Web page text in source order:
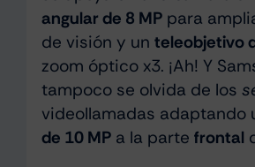
angular de 8 MPpara
de visión y un teleobjetivo
zoom óptico x3. ¡Ah! Y
tampoco se olvida de los
videollamadas adaptando
de 10 MPa la parte frontal